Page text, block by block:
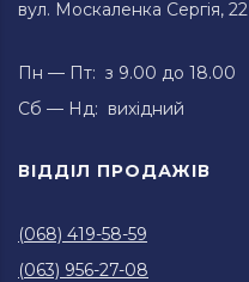
вул. Москаленка Сергія, 22
Пн — Пт: з 9.00 до 18.00
Сб — Нд: вихідний
ВІДДІЛ ПРОДАЖІВ
(068) 419-58-59
(063) 956-27-08